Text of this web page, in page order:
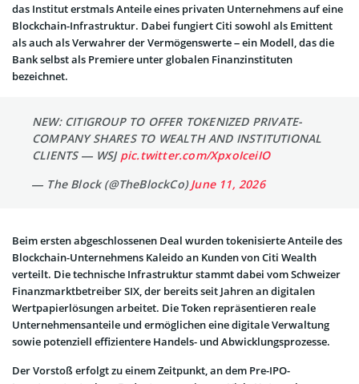
das Institut erstmals Anteile eines privaten Unternehmens auf eine
Blockchain-Infrastruktur. Dabei fungiert Citi sowohl als Emittent
als auch als Verwahrer der Vermögenswerte – ein Modell, das die
Bank selbst als Premiere unter globalen Finanzinstituten
bezeichnet.
NEW: CITIGROUP TO OFFER TOKENIZED PRIVATE-
COMPANY SHARES TO WEALTH AND INSTITUTIONAL
CLIENTS — WSJ pic.twitter.com/XpxoIceiIO
— The Block (@TheBlockCo)June 11, 2026
Beim ersten abgeschlossenen Deal wurden tokenisierte Anteile des
Blockchain-Unternehmens Kaleido an Kunden von Citi Wealth
verteilt. Die technische Infrastruktur stammt dabei vom Schweizer
Finanzmarktbetreiber SIX, der bereits seit Jahren an digitalen
Wertpapierlösungen arbeitet. Die Token repräsentieren reale
Unternehmensanteile und ermöglichen eine digitale Verwaltung
sowie potenziell effizientere Handels- und Abwicklungsprozesse.
Der Vorstoß erfolgt zu einem Zeitpunkt, an dem Pre-IPO-